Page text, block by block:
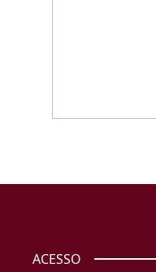
ACESSO